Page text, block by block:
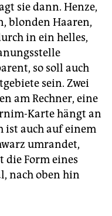
sie dann. Henze,
blonden Haaren,
in ein helles,
so soll auch
sein. Zwei
am Rechner, eine
Karte hängt an
ist auch auf einem
umrandet,
die Form eines
nach oben hin